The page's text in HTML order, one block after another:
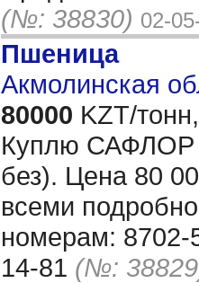
(№: 38830) 02-
Пшеница
Акмолинская
80000 KZT/тонн,
Куплю САФЛОР
без). Цена 80
всеми
номерам: 8702-
14-81 (№: